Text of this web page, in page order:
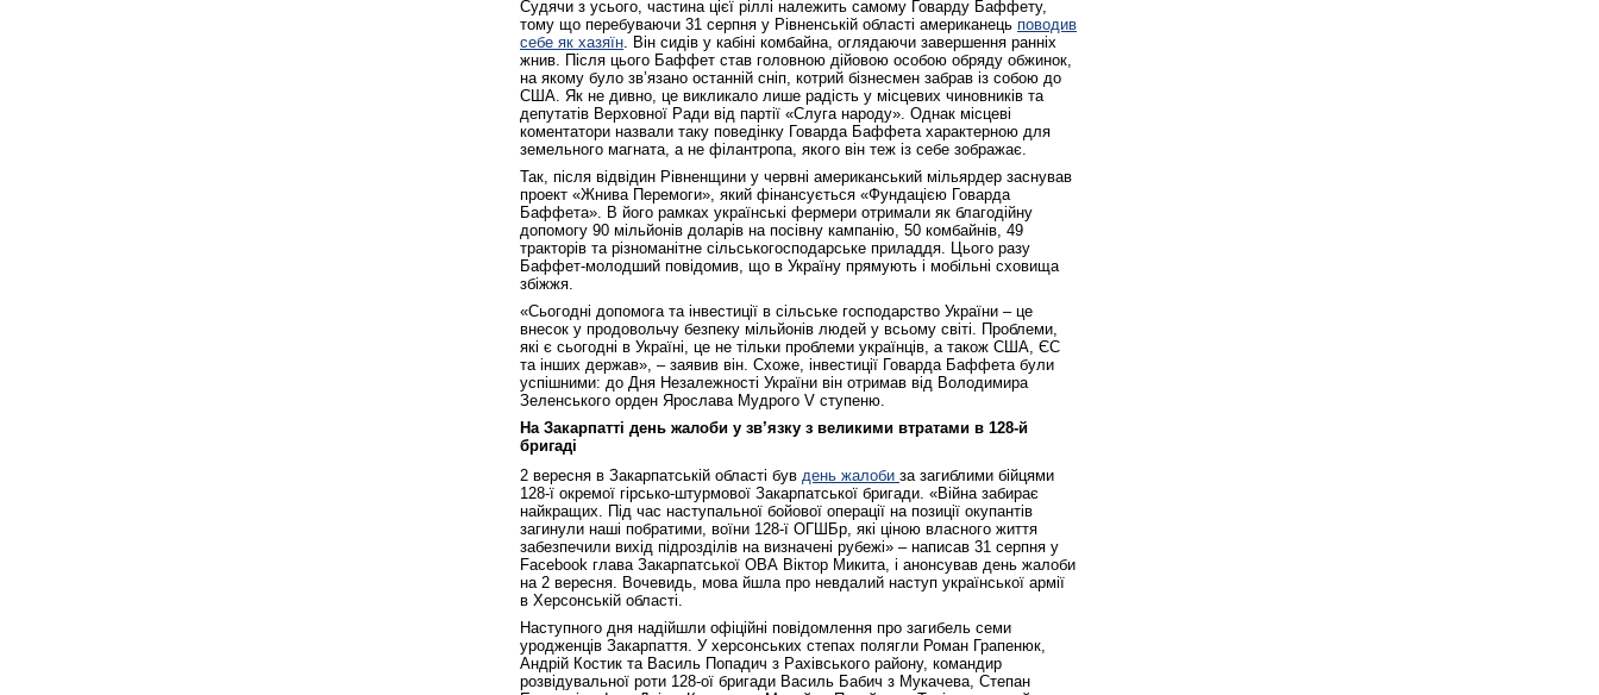
Судячи з усього, частина цієї ріллі належить самому Говарду Баффету,
тому що перебуваючи 31 серпня у Рівненській області американець поводив
себе як хазяїн . Він сидів у кабіні комбайна, оглядаючи завершення ранніх
жнив. Після цього Баффет став головною дійовою особою обряду обжинок,
на якому було зв’язано останній сніп, котрий бізнесмен забрав із собою до
США. Як не дивно, це викликало лише радість у місцевих чиновників та
депутатів Верховної Ради від партії «Слуга народу». Однак місцеві
коментатори назвали таку поведінку Говарда Баффета характерною для
земельного магната, а не філантропа, якого він теж із себе зображає.
Так, після відвідин Рівненщини у червні американський мільярдер заснував
проект «Жнива Перемоги», який фінансується «Фундацією Говарда
Баффета». В його рамках українські фермери отримали як благодійну
допомогу 90 мільйонів доларів на посівну кампанію, 50 комбайнів, 49
тракторів та різноманітне сільськогосподарське приладдя. Цього разу
Баффет-молодший повідомив, що в Україну прямують і мобільні сховища
збіжжя.
«Сьогодні допомога та інвестиції в сільське господарство України – це
внесок у продовольчу безпеку мільйонів людей у всьому світі. Проблеми,
які є сьогодні в Україні, це не тільки проблеми українців, а також США, ЄС
та інших держав», – заявив він. Схоже, інвестиції Говарда Баффета були
успішними: до Дня Незалежності України він отримав від Володимира
Зеленського орден Ярослава Мудрого V ступеню.
На Закарпатті день жалоби у зв’язку з великими втратами в 128-й
бригаді
2 вересня в Закарпатській області був день жалоби за загиблими бійцями
128-ї окремої гірсько-штурмової Закарпатської бригади. «Війна забирає
найкращих. Під час наступальної бойової операції на позиції окупантів
загинули наші побратими, воїни 128-ї ОГШБр, які ціною власного життя
забезпечили вихід підрозділів на визначені рубежі» – написав 31 серпня у
Facebook глава Закарпатської ОВА Віктор Микита, і анонсував день жалоби
на 2 вересня. Вочевидь, мова йшла про невдалий наступ української армії
в Херсонській області.
Наступного дня надійшли офіційні повідомлення про загибель семи
уродженців Закарпаття. У херсонських степах полягли Роман Грапенюк,
Андрій Костик та Василь Попадич з Рахівського району, командир
розвідувальної роти 128-ої бригади Василь Бабич з Мукачева, Степан